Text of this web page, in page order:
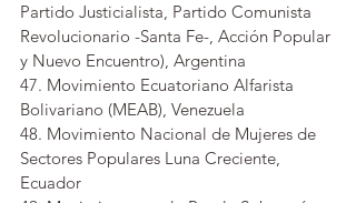
Partido Justicialista, Partido Comunista
Revolucionario -Santa Fe-, Acción Popular
y Nuevo Encuentro), Argentina
47. Movimiento Ecuatoriano Alfarista
Bolivariano (MEAB), Venezuela
48. Movimiento Nacional de Mujeres de
Sectores Populares Luna Creciente,
Ecuador